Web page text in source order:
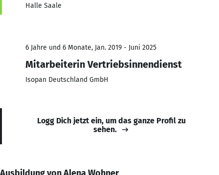
Halle Saale
6 Jahre und 6 Monate, Jan. 2019 - Juni 2025
Mitarbeiterin Vertriebsinnendienst
Isopan Deutschland GmbH
Logg Dich jetzt ein, um das ganze Profil zu
sehen.
Ausbildung von Alena Wohner